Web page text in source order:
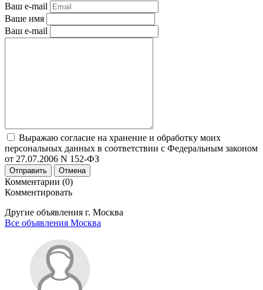
Ваш e-mail
Ваше имя
Ваш e-mail
Выражаю согласие на хранение и обработку моих
персональных данных в соответствии с Федеральным законом
от 27.07.2006 N 152-ФЗ
Отправить Отмена
Комментарии (0)
Комментировать
Другие объявления г. Москва
Все объявления Москва